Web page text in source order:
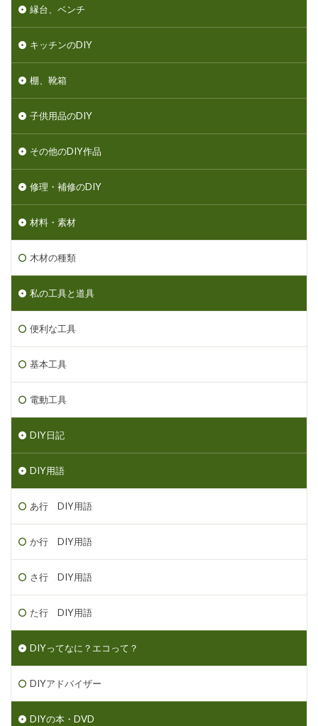
縁台、ベンチ
キッチンのDIY
棚、靴箱
子供用品のDIY
その他のDIY作品
修理・補修のDIY
材料・素材
木材の種類
私の工具と道具
便利な工具
基本工具
電動工具
DIY日記
DIY用語
あ行 DIY用語
か行 DIY用語
さ行 DIY用語
た行 DIY用語
DIYってなに？エコって？
DIYアドバイザー
DIYの本・DVD